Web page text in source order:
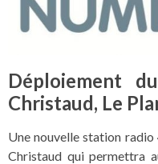
Déploiement
Christaud, Le
Une nouvelle station radio
Christaud qui permettra